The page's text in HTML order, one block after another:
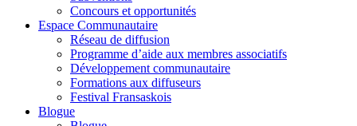
Concours et opportunités
Espace Communautaire
Réseau de diffusion
Programme d’aide aux membres associatifs
Développement communautaire
Formations aux diffuseurs
Festival Fransaskois
Blogue